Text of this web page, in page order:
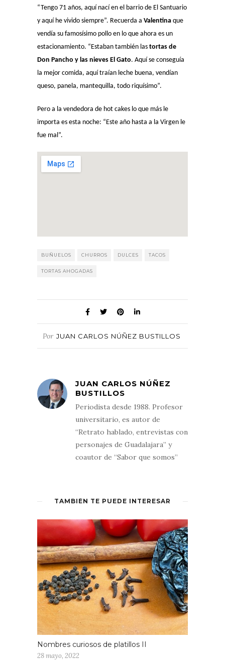
“Tengo 71 años, aquí nací en el barrio de El Santuario
y aquí he vivido siempre”. Recuerda a Valentina que
vendía su famosísimo pollo en lo que ahora es un
estacionamiento. “Estaban también las tortas de
Don Pancho y las nieves El Gato. Aquí se conseguía
la mejor comida, aquí traían leche buena, vendían
queso, panela, mantequilla, todo riquísimo”.
Pero a la vendedora de hot cakes lo que más le
importa es esta noche: “Este año hasta a la Virgen le
fue mal”.
BUÑUELOS CHURROS DULCES TACOS
TORTAS AHOGADAS
Por JUAN CARLOS NÚÑEZ BUSTILLOS
JUAN CARLOS NÚÑEZ
BUSTILLOS
Periodista desde 1988. Profesor
universitario, es autor de
“Retrato hablado, entrevistas con
personajes de Guadalajara” y
coautor de “Sabor que somos”
TAMBIÉN TE PUEDE INTERESAR
Nombres curiosos de platillos II
28 mayo, 2022